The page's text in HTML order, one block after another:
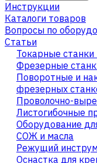
Инструкции
Каталоги товаров
Вопросы по
Статьи
Токарные
Фрезерные
Поворотные и
фрезерных
Проволочно-
Листогибочные
Оборудование
СОЖ и масла
Режущий
Оснастка для